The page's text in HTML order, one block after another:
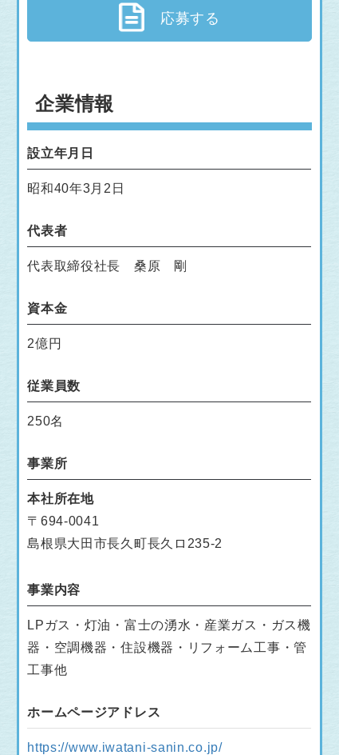
応募する
企業情報
設立年月日
昭和40年3月2日
代表者
代表取締役社長 桑原 剛
資本金
2億円
従業員数
250名
事業所
本社所在地
〒694-0041
島根県大田市長久町長久ロ235-2
事業内容
LPガス・灯油・富士の湧水・産業ガス・ガス機
器・空調機器・住設機器・リフォーム工事・管
工事他
ホームページアドレス
https://www.iwatani-sanin.co.jp/